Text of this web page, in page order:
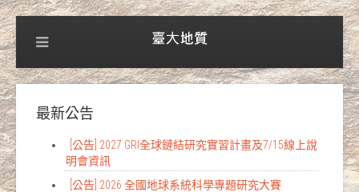
最新公告
[公告] 2027 GRI全球鏈結研究實習計畫及7/15線上說
明會資訊
[公告] 2026 全國地球系統科學專題研究大賽